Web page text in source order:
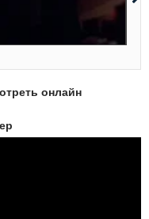
онлайн